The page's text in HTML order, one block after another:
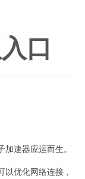
口
速器应运而生。
优化网络连接，